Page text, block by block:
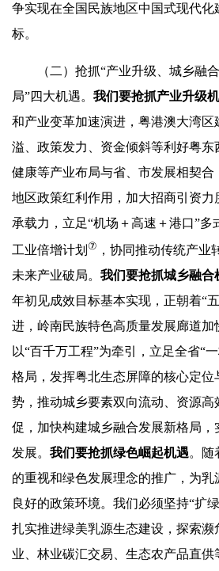
争实现在全国民族地区中国式现代化
标。
（二）抢抓“产业升级、城乡融合
局”四大机遇。 我们要抢抓产业升级
和产业变革加速演进，粤港澳大湾
溢、政策发力、资金倾斜等利好粤东
健康等产业布局与省、市发展相契
地区政策红利作用，加大招商引资力
承载力，立足“机场＋高速＋港口”
工业倍增计划 ⑦ ，协同推动传统产业
未来产业破局。 我们要抢抓城乡融合
年初见成效目标基本实现，正朝着“
进，岭南民族特色高质量发展廊道加
以“百千万工程”为牵引，立足全省“
格局，发挥粤北生态屏障的核心定位
势，推动城乡要素双向流动、资源高
促，加快构建城乡融合发展新格局
发展。 我们要抢抓绿色崛起机遇。随
的重视和绿色发展理念的推广，为乳
良好的政策环境。我们必须坚持“扩
扎实推进绿美乳源生态建设，探索
业、林业碳汇交易、生态农产品直